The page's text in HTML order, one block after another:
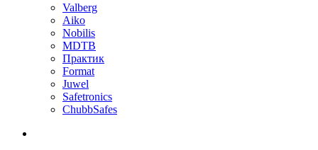
Valberg
Aiko
Nobilis
MDTB
Практик
Format
Juwel
Safetronics
ChubbSafes